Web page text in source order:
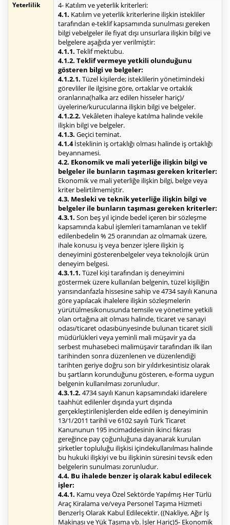
Yeterlilik
4- Katılım ve yeterlik kriterleri:
4.1. Katılım ve yeterlik kriterlerine ilişkin istekliler
tarafından e-teklif kapsamında sunulması gereken
bilgi vebelgeler ile fiyat dışı unsurlara ilişkin bilgi ve
belgelere aşağıda yer verilmiştir:
4.1.1. Teklif mektubu.
4.1.2. Teklif vermeye yetkili olunduğunu
gösteren bilgi ve belgeler:
4.1.2.1. Tüzel kişilerde; isteklilerin yönetimindeki
görevliler ile ilgisine göre, ortaklar ve ortaklık
oranlarına(halka arz edilen hisseler hariç)/
üyelerine/kurucularına ilişkin bilgi ve belgeler.
4.1.2.2. Vekâleten ihaleye katılma halinde vekile
ilişkin bilgi ve belgeler.
4.1.3. Geçici teminat.
4.1.4İsteklinin iş ortaklığı olması halinde iş ortaklığı
beyannamesi.
4.2. Ekonomik ve mali yeterliğe ilişkin bilgi ve
belgeler ile bunların taşıması gereken kriterler:
Ekonomik ve mali yeterliğe ilişkin bilgi, belge veya
kriter belirtilmemiştir.
4.3. Mesleki ve teknik yeterliğe ilişkin bilgi ve
belgeler ile bunların taşıması gereken kriterler:
4.3.1. Son beş yıl içinde bedel içeren bir sözleşme
kapsamında kabul işlemleri tamamlanan ve teklif
edilenbedelin % 25 oranından az olmamak üzere,
ihale konusu iş veya benzer işlere ilişkin iş
deneyimini gösterenbelgeler veya teknolojik ürün
deneyim belgesi.
4.3.1.1. Tüzel kişi tarafından iş deneyimini
göstermek üzere kullanılan belgenin, tüzel kişiliğin
yarısındanfazla hissesine sahip ve 4734 sayılı Kanuna
göre yapılacak ihalelere ilişkin sözleşmelerin
yürütülmesikonusunda temsile ve yönetime yetkili
olan ortağına ait olması halinde, ticaret ve sanayi
odası/ticaret odasıbünyesinde bulunan ticaret sicili
müdürlükleri veya yeminli mali müşavir ya da
serbest muhasebeci malimüşavir tarafından ilk ilan
tarihinden sonra düzenlenen ve düzenlendiği
tarihten geriye doğru son bir yıldırkesintisiz olarak
bu şartların korunduğunu gösteren, e-forma uygun
belgenin kullanılması zorunludur.
4.3.1.2. 4734 sayılı Kanun kapsamındaki idarelere
taahhüt edilenler dışında yurt dışında
gerçekleştirilenişlerden elde edilen iş deneyiminin
13/1/2011 tarihli ve 6102 sayılı Türk Ticaret
Kanununun 195 incimaddesinin ikinci fıkrası
gereğince pay çoğunluğuna dayanarak kurulan
şirketler topluluğu ilişkisi içindekullanılması halinde
bu hukuki ilişkiyi ve bu ilişkinin süresini tevsik eden
belgelerin sunulması zorunludur.
4.4. Bu ihalede benzer iş olarak kabul edilecek
işler:
4.4.1. Kamu veya Özel Sektörde Yapılmış Her Türlü
Araç Kiralama ve/veya Personel Taşıma Hizmeti
Benzerİş Olarak Kabul Edilecektir. ((Nakliye, Ağır İş
Makinası ve Yük Taşıma vb. İşler Hariç)5- Ekonomik